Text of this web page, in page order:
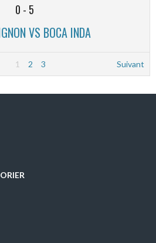
0 - 5
VS BOCA INDA
1 2 3 Suivant